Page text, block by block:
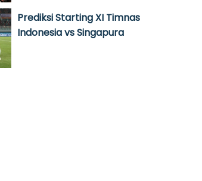
Prediksi Starting XI Timnas
Indonesia vs Singapura